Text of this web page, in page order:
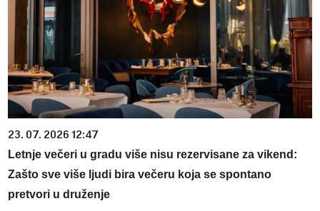
23. 07. 2026 12:47
Letnje večeri u gradu više nisu rezervisane za vikend:
Zašto sve više ljudi bira večeru koja se spontano
pretvori u druženje